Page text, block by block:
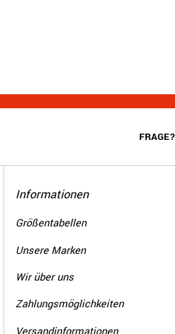
FRAGE?
Informationen
Größentabellen
Unsere Marken
Wir über uns
Zahlungsmöglichkeiten